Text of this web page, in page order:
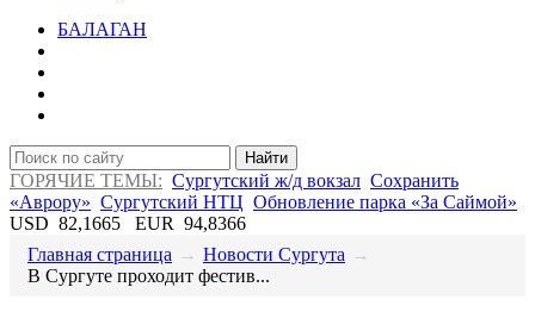
БАЛАГАН
Найти
ГОРЯЧИЕ ТЕМЫ: Сургутский ж/д вокзал Сохранить
«Аврору» Сургутский НТЦ Обновление парка «За Саймой»
USD 82,1665 EUR 94,8366
Главная страница → Новости Сургута →
​В Сургуте проходит фестив...